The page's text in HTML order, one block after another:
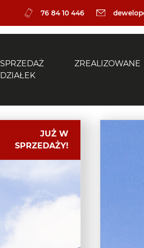
76 84 10 446
SPRZEDAŻ
DZIAŁEK
ZREALIZOWANE
JUŻ W
SPRZEDAŻY!